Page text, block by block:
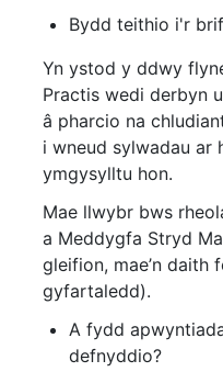
Bydd teithio i'r
Yn ystod y ddwy
Practis wedi derbyn
â pharcio na
i wneud sylwadau ar
ymgysylltu hon.
Mae llwybr bws
a Meddygfa Stryd
gleifion, mae’n daith
gyfartaledd).
A fydd
defnyddio?